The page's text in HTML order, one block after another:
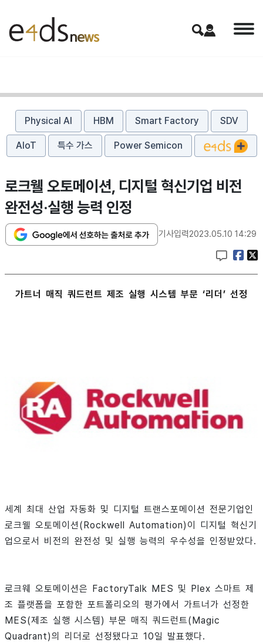
Physical AI HBM Smart Factory SDV
AIoT 특수 가스 Power Semicon
로크웰 오토메이션, 디지털 혁신기업 비전
완전성·실행 능력 인정
기사입력2023.05.10 14:29
가트너 매직 쿼드런트 제조 실행 시스템 부문 ‘리더’ 선정
세계 최대 산업 자동화 및 디지털 트랜스포메이션 전문기업인
로크웰 오토메이션(Rockwell Automation)이 디지털 혁신기
업으로서 비전의 완전성 및 실행 능력의 우수성을 인정받았다.
로크웨 오토메이션은 FactoryTalk MES 및 Plex 스마트 제
조 플랫폼을 포함한 포트폴리오의 평가에서 가트너가 선정한
MES(제조 실행 시스템) 부문 매직 쿼드런트(Magic
Quadrant)의 리더로 선정됐다고 10일 발표했다.